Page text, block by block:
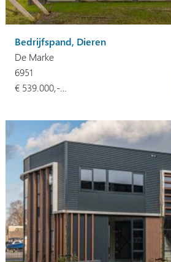
Bedrijfspand, Dieren
De Marke
6951
€ 539.000,-…